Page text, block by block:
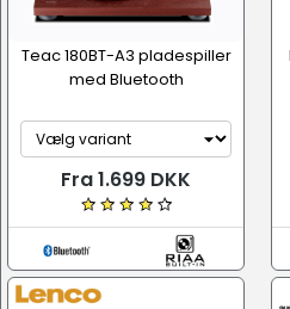
Teac 180BT-A3 pladespiller
med Bluetooth
Fra 1.699 DKK